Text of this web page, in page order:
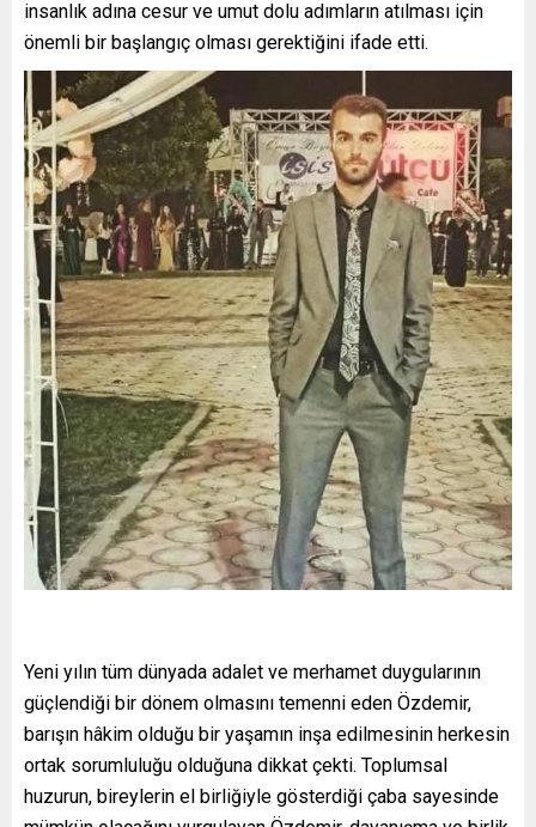
insanlık adına cesur ve umut dolu adımların atılması için
önemli bir başlangıç olması gerektiğini ifade etti.
Yeni yılın tüm dünyada adalet ve merhamet duygularının
güçlendiği bir dönem olmasını temenni eden Özdemir,
barışın hâkim olduğu bir yaşamın inşa edilmesinin herkesin
ortak sorumluluğu olduğuna dikkat çekti. Toplumsal
huzurun, bireylerin el birliğiyle gösterdiği çaba sayesinde